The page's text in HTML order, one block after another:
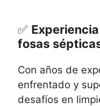
✅
fosas
Con años de
enfrentado y
desafíos en